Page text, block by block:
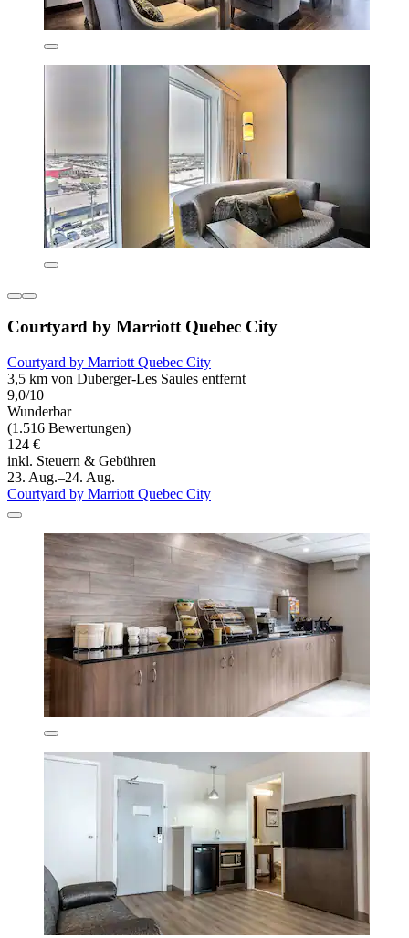
Courtyard by Marriott Quebec City
Courtyard by Marriott Quebec City
3,5 km von Duberger-Les Saules entfernt
9,0/10
Wunderbar
(1.516 Bewertungen)
124 €
inkl. Steuern & Gebühren
23. Aug.–24. Aug.
Courtyard by Marriott Quebec City